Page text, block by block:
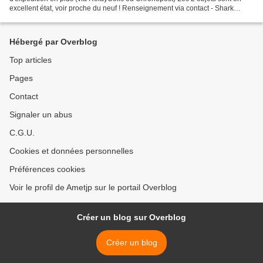
excellent état, voir proche du neuf ! Renseignement via contact - Shark
Hébergé par Overblog
Top articles
Pages
Contact
Signaler un abus
C.G.U.
Cookies et données personnelles
Préférences cookies
Voir le profil de Ametjp sur le portail Overblog
Créer un blog sur Overblog
Créer un blog